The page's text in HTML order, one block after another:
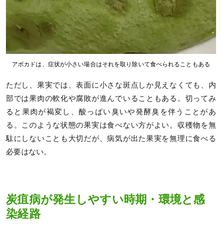
アボカドは、症状が小さい場合はそれを取り除いて食べられることもある
ただし、果実では、表面に小さな斑点しか見えなくても、内
部では果肉の軟化や腐敗が進んでいることもある。切ってみ
ると果肉が褐変し、酸っぱい臭いや発酵臭を伴うことがあ
る。このような状態の果実は食べない方がよい。収穫物を無
駄にしないことも大切だが、病気が出た果実を無理に食べる
必要はない。
炭疽病が発生しやすい時期・環境と感
染経路